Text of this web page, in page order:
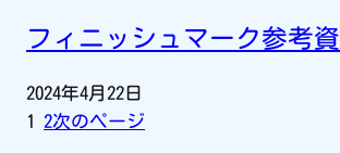
フィニッシュマーク参考
2024年4月22日
1
2次のページ